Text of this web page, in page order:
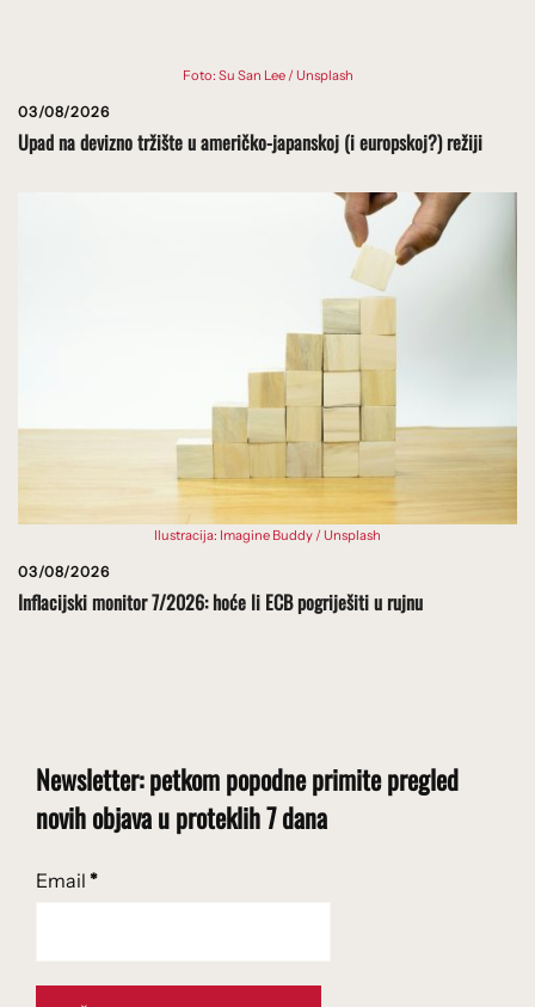
Foto: Su San Lee / Unsplash
03/08/2026
Upad na devizno tržište u američko-japanskoj (i europskoj?) režiji
Ilustracija: Imagine Buddy / Unsplash
03/08/2026
Inflacijski monitor 7/2026: hoće li ECB pogriješiti u rujnu
Newsletter: petkom popodne primite pregled
novih objava u proteklih 7 dana
Email *